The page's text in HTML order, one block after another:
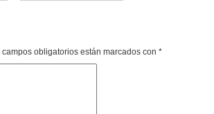
campos obligatorios están marcados con *